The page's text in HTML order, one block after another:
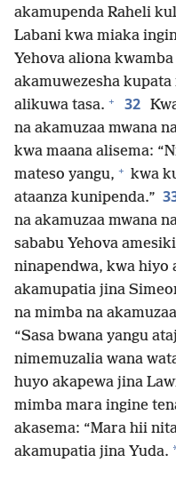
akamupenda Raheli
Labani kwa miaka
Yehova aliona
akamuwezesha kupata
alikuwa tasa. + 32
na akamuzaa mwana
kwa maana alisema:
mateso yangu, + kwa
ataanza kunipenda.”
na akamuzaa mwana
sababu Yehova
ninapendwa, kwa hiyo
akamupatia jina
na mimba na
“Sasa bwana yangu
nimemuzalia wana
huyo akapewa jina
mimba mara ingine
akasema: “Mara hii
akamupatia jina Yuda.